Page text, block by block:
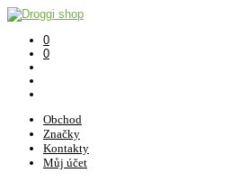
0
0
Obchod
Značky
Kontakty
Můj účet